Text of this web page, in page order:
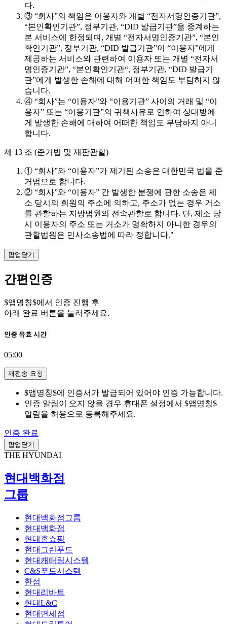
다.
③ “회사”의 책임은 이용자와 개별 “전자서명인증기관”,
“본인확인기관”, 정부기관, “DID 발급기관”을 중계하는
본 서비스에 한정되며, 개별 “전자서명인증기관”, “본인
확인기관”, 정부기관, “DID 발급기관”이 “이용자”에게
제공하는 서비스와 관련하여 이용자 또는 개별 “전자서
명인증기관”, “본인확인기관“, 정부기관, “DID 발급기
관”에게 발생한 손해에 대해 어떠한 책임도 부담하지 않
습니다.
④ “회사”는 “이용자”와 “이용기관” 사이의 거래 및 “이
용자” 또는 “이용기관”의 귀책사유로 인하여 상대방에
게 발생한 손해에 대하여 어떠한 책임도 부담하지 아니
합니다.
제 13 조 (준거법 및 재판관할)
① “회사”와 “이용자”가 제기된 소송은 대한민국 법을 준
거법으로 합니다.
② “회사”와 “이용자” 간 발생한 분쟁에 관한 소송은 제
소 당시의 회원의 주소에 의하고, 주소가 없는 경우 거소
를 관할하는 지방법원의 전속관할로 합니다. 단, 제소 당
시 이용자의 주소 또는 거소가 명확하지 아니한 경우의
관할법원은 민사소송법에 따라 정합니다."
팝업닫기
간편인증
$앱명칭$에서 인증 진행 후
아래 완료 버튼을 눌러주세요.
인증 유효 시간
05:00
재전송 요청
$앱명칭$에 인증서가 발급되어 있어야 인증 가능합니다.
인증 알림이 오지 않을 경우 휴대폰 설정에서 $앱명칭$
알림을 허용으로 등록해주세요.
인증 완료
팝업닫기
THE HYUNDAI
현대백화점
그룹
현대백화점그룹
현대백화점
현대홈쇼핑
현대그린푸드
현대캐터링시스템
C&S푸드시스템
한섬
현대리바트
현대L&C
현대면세점